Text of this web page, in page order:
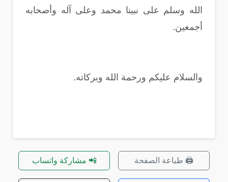
الله وسلم على نبينا محمد وعلى آله وأصحابه
أجمعين.
والسلام عليكم ورحمة الله وبركاته.
🖨️ طباعة الصفحة 📲 مشاركة واتساب